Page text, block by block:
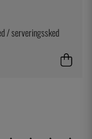
/ serveringssked